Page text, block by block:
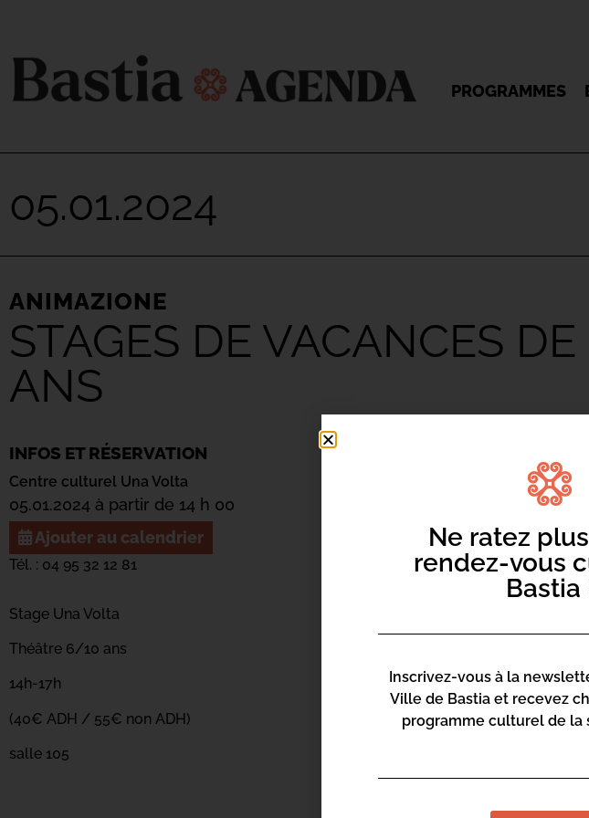
PROGRAMMES
05.01.2024
ANIMAZIONE
STAGES DE VACANCES
ANS
INFOS ET RÉSERVATION
Centre culturel Una Volta
05.01.2024 à partir de 14 h 00
Ajouter au calendrier
Tél. : 04 95 32 12 81
Stage Una Volta
Théâtre 6/10 ans
14h-17h
(40€ ADH / 55€ non ADH)
salle 105
Ne ratez
rendez-vous
Bastia
Inscrivez-vous à la
Ville de Bastia et recevez
programme culturel de la